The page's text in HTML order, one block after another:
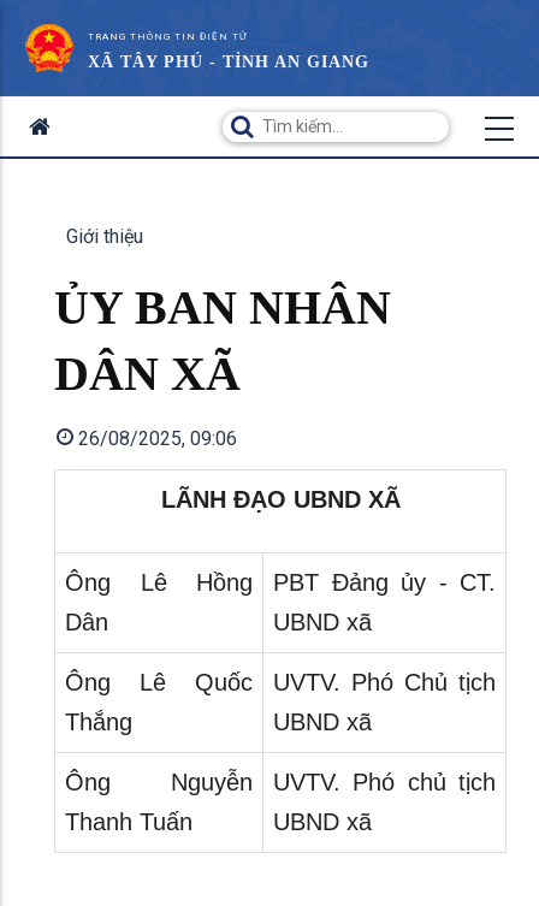
TRANG THÔNG TIN ĐIỆN TỬ
XÃ TÂY PHÚ - TỈNH AN GIANG
Giới thiệu
ỦY BAN NHÂN
DÂN XÃ
26/08/2025, 09:06
LÃNH ĐẠO UBND XÃ
Ông Lê Hồng
Dân
PBT Đảng ủy - CT.
UBND xã
Ông Lê Quốc
Thắng
UVTV. Phó Chủ tịch
UBND xã
Ông Nguyễn
Thanh Tuấn
UVTV. Phó chủ tịch
UBND xã